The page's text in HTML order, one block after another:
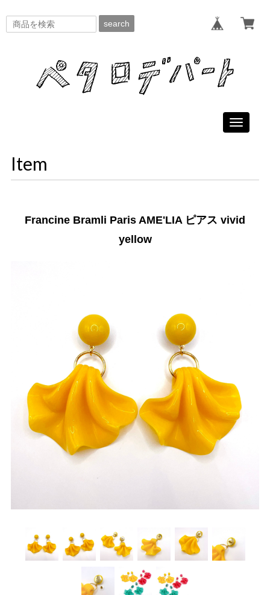
search
Toggle
Item
Francine Bramli Paris AME'LIA ピアス vivid
yellow